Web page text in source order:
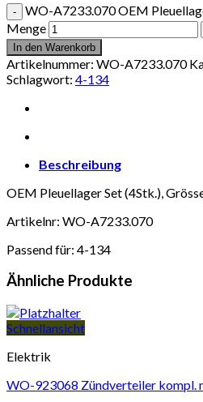
WO-A7233.070 OEM
Menge
In den Warenkorb
Artikelnummer: WO-A7233.070
Schlagwort: 4-134
Beschreibung
OEM Pleuellager Set (4Stk.),
Artikelnr: WO-A7233.070
Passend für: 4-134
Ähnliche Produkte
Schnellansicht
Elektrik
WO-923068 Zündverteiler kompl.